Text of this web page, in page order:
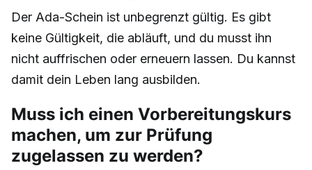
Der Ada-Schein ist unbegrenzt gültig. Es gibt
keine Gültigkeit, die abläuft, und du musst ihn
nicht auffrischen oder erneuern lassen. Du kannst
damit dein Leben lang ausbilden.
Muss ich einen Vorbereitungskurs
machen, um zur Prüfung
zugelassen zu werden?